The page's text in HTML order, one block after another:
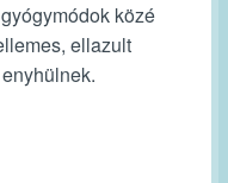
közé
ellazult